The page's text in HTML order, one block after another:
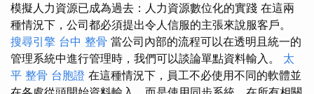
模擬人力資源已成為過去：人力資源數位化的實踐 在這兩
種情況下，公司都必須提出令人信服的主張來說服客戶。
搜尋引擎 台中 整骨 當公司內部的流程可以在透明且統一的
管理系統中進行管理時，我們可以談論單點資料輸入。 太
平 整骨 台胞證 在這種情況下，員工不必使用不同的軟體並